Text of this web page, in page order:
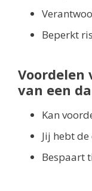
Beperkt
Voordelen
van een
Kan
Jij hebt
Bespaart